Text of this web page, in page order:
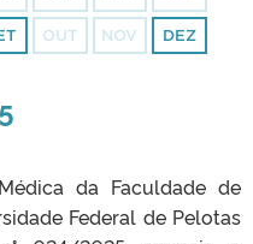
OUT NOV DEZ
da Faculdade de
Federal de Pelotas